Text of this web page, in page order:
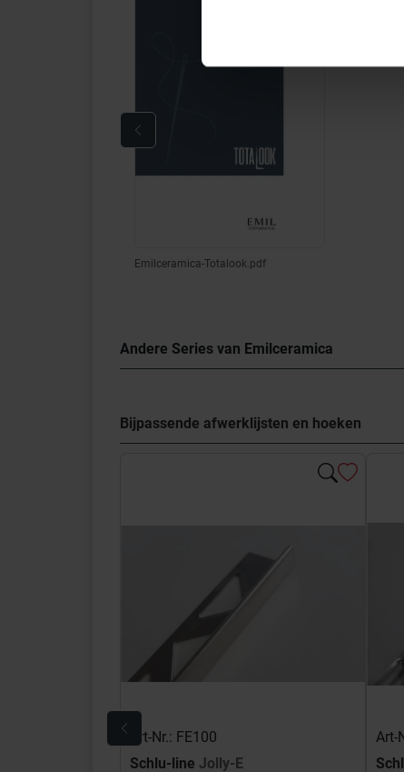
Emilceramica-Totalook.pdf
Andere Series van Emilceramica
Bijpassende afwerklijsten en hoeken
Art-Nr.: FE100
Schlu-line Jolly-E
Art-